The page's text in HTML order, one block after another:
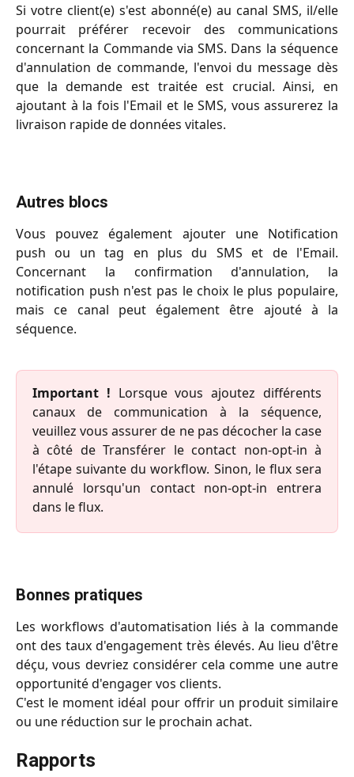
Si votre client(e) s'est abonné(e) au canal SMS, il/elle
pourrait préférer recevoir des communications
concernant la Commande via SMS. Dans la séquence
d'annulation de commande, l'envoi du message dès
que la demande est traitée est crucial. Ainsi, en
ajoutant à la fois l'Email et le SMS, vous assurerez la
livraison rapide de données vitales.
Autres blocs
Vous pouvez également ajouter une Notification
push ou un tag en plus du SMS et de l'Email.
Concernant la confirmation d'annulation, la
notification push n'est pas le choix le plus populaire,
mais ce canal peut également être ajouté à la
séquence.
Important ! Lorsque vous ajoutez différents
canaux de communication à la séquence,
veuillez vous assurer de ne pas décocher la case
à côté de Transférer le contact non-opt-in à
l'étape suivante du workflow. Sinon, le flux sera
annulé lorsqu'un contact non-opt-in entrera
dans le flux.
Bonnes pratiques
Les workflows d'automatisation liés à la commande
ont des taux d'engagement très élevés. Au lieu d'être
déçu, vous devriez considérer cela comme une autre
opportunité d'engager vos clients.
C'est le moment idéal pour offrir un produit similaire
ou une réduction sur le prochain achat.
Rapports